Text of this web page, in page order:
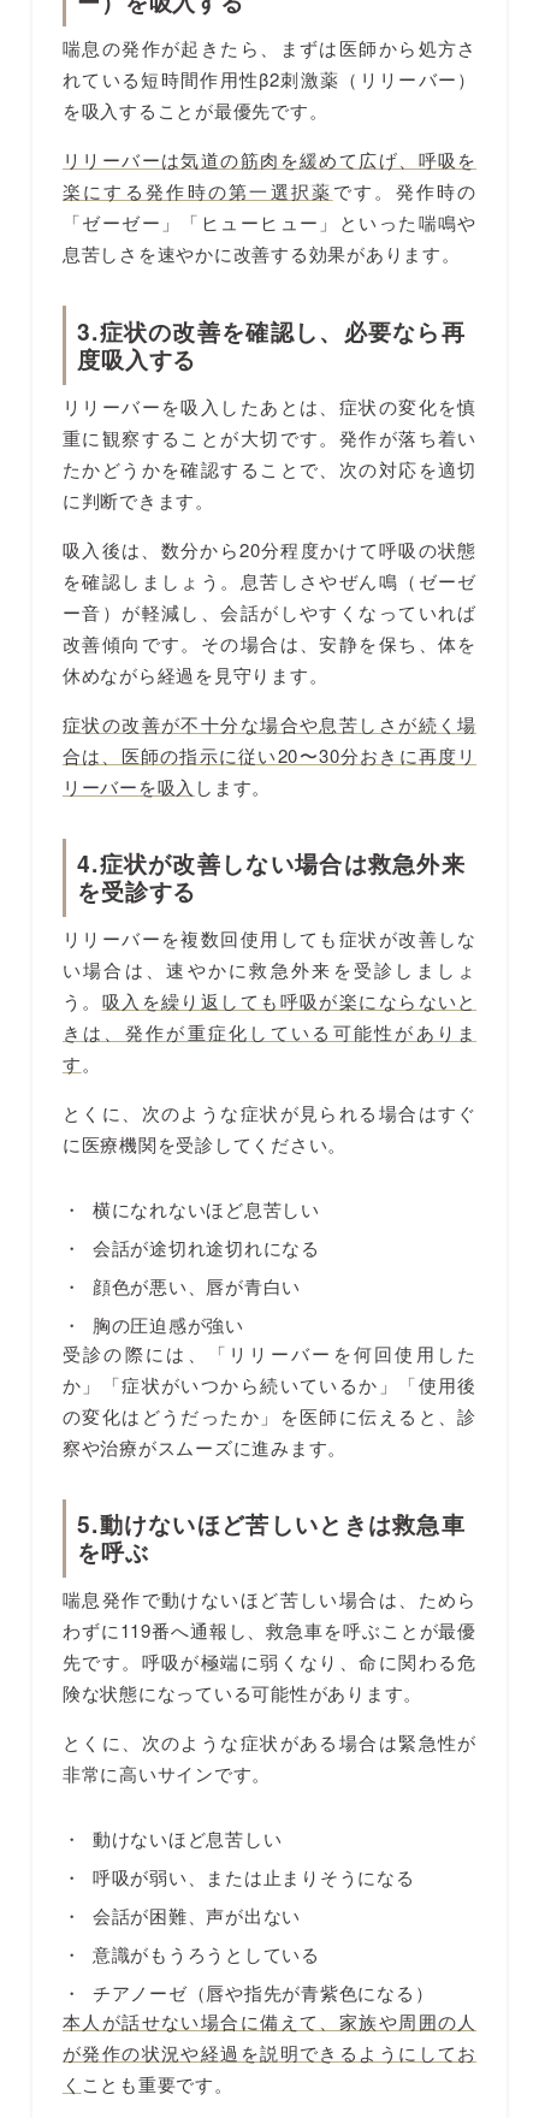
喘息の発作が起きたら、まずは医師から処方さ
れている短時間作用性β2刺激薬（リリーバー）
を吸入することが最優先です。
リリーバーは気道の筋肉を緩めて広げ、呼吸を
楽にする発作時の第一選択薬です。発作時の
「ゼーゼー」「ヒューヒュー」といった喘鳴や
息苦しさを速やかに改善する効果があります。
3.症状の改善を確認し、必要なら再
度吸入する
リリーバーを吸入したあとは、症状の変化を慎
重に観察することが大切です。発作が落ち着い
たかどうかを確認することで、次の対応を適切
に判断できます。
吸入後は、数分から20分程度かけて呼吸の状態
を確認しましょう。息苦しさやぜん鳴（ゼーゼ
ー音）が軽減し、会話がしやすくなっていれば
改善傾向です。その場合は、安静を保ち、体を
休めながら経過を見守ります。
症状の改善が不十分な場合や息苦しさが続く場
合は、医師の指示に従い20〜30分おきに再度リ
リーバーを吸入 します。
4.症状が改善しない場合は救急外来
を受診する
リリーバーを複数回使用しても症状が改善しな
い場合は、速やかに救急外来を受診しましょ
う。 吸入を繰り返しても呼吸が楽にならないと
きは、発作が重症化している可能性がありま
す。
とくに、次のような症状が見られる場合はすぐ
に医療機関を受診してください。
横になれないほど息苦しい
会話が途切れ途切れになる
顔色が悪い、唇が青白い
胸の圧迫感が強い
受診の際には、「リリーバーを何回使用した
か」「症状がいつから続いているか」「使用後
の変化はどうだったか」を医師に伝えると、診
察や治療がスムーズに進みます。
5.動けないほど苦しいときは救急車
を呼ぶ
喘息発作で動けないほど苦しい場合は、ためら
わずに119番へ通報し、救急車を呼ぶことが最優
先です。呼吸が極端に弱くなり、命に関わる危
険な状態になっている可能性があります。
とくに、次のような症状がある場合は緊急性が
非常に高いサインです。
動けないほど息苦しい
呼吸が弱い、または止まりそうになる
会話が困難、声が出ない
意識がもうろうとしている
チアノーゼ（唇や指先が青紫色になる）
本人が話せない場合に備えて、家族や周囲の人
が発作の状況や経過を説明できるようにしてお
く ことも重要です。